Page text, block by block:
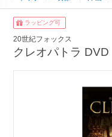
ラッピング可
20世紀フォックス
クレオパトラ DVD